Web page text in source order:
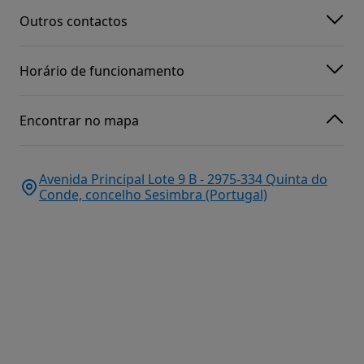
Outros contactos
Horário de funcionamento
Encontrar no mapa
Avenida Principal Lote 9 B - 2975-334 Quinta do
Conde, concelho Sesimbra (Portugal)